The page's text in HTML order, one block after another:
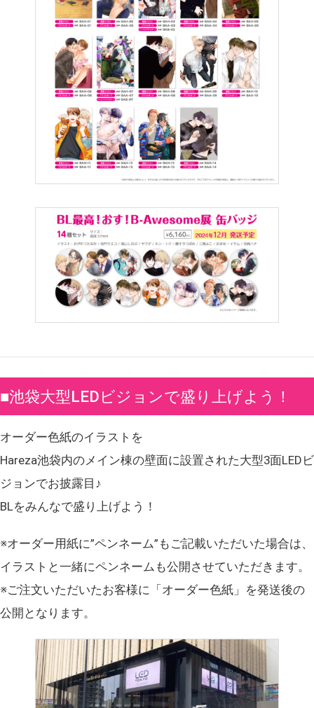
■池袋大型LEDビジョンで盛り上げよう！
オーダー色紙のイラストを
Hareza池袋内のメイン棟の壁面に設置された大型3面LEDビ
ジョンでお披露目♪
BLをみんなで盛り上げよう！
※オーダー用紙に”ペンネーム”もご記載いただいた場合は、
イラストと一緒にペンネームも公開させていただきます。
※ご注文いただいたお客様に「オーダー色紙」を発送後の
公開となります。